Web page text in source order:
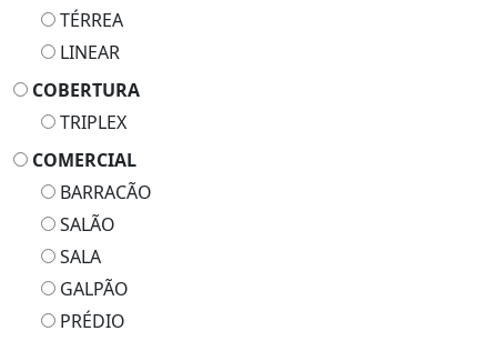
LINEAR
COBERTURA
TRIPLEX
COMERCIAL
BARRACÃO
SALÃO
SALA
GALPÃO
PRÉDIO
INDUSTRIAL